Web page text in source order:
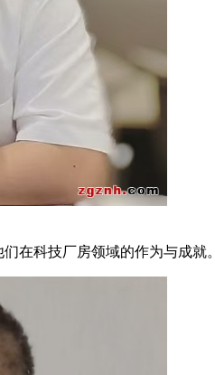
在科技厂房领域的作为与成就。